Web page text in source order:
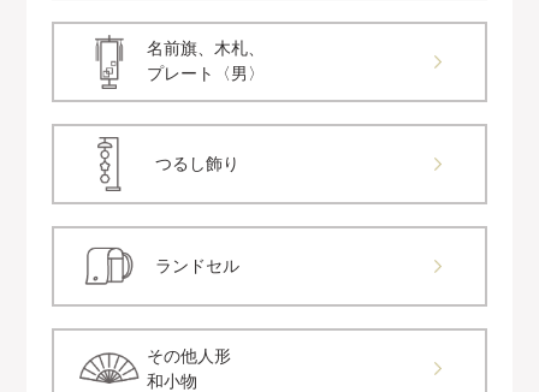
名前旗、木札、
プレート〈男〉
つるし飾り
ランドセル
その他人形
和小物